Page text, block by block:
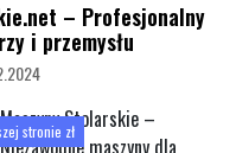
– Profesjonalny
i przemysłu
stronie zł
Maszyny Stolarskie –
Niezawodne maszyny dla